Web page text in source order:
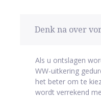
Denk na over
Als u ontslagen
WW-uitkering
het beter om te
wordt verrekend